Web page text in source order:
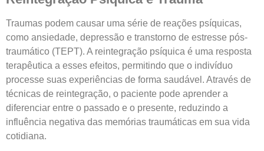
Traumas podem causar uma série de reações psíquicas,
como ansiedade, depressão e transtorno de estresse pós-
traumático (TEPT). A reintegração psíquica é uma resposta
terapêutica a esses efeitos, permitindo que o indivíduo
processe suas experiências de forma saudável. Através de
técnicas de reintegração, o paciente pode aprender a
diferenciar entre o passado e o presente, reduzindo a
influência negativa das memórias traumáticas em sua vida
cotidiana.